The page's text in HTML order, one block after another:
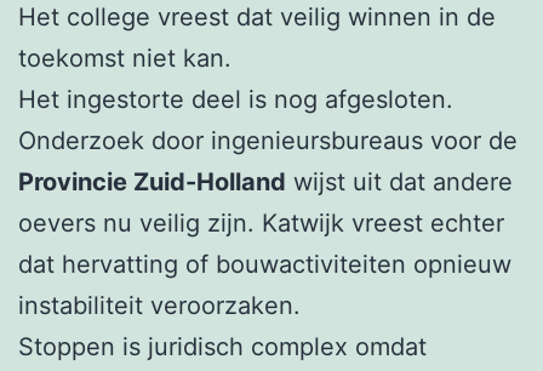
Het college vreest dat veilig winnen in de
toekomst niet kan.
Het ingestorte deel is nog afgesloten.
Onderzoek door ingenieursbureaus voor de
Provincie Zuid-Holland wijst uit dat andere
oevers nu veilig zijn. Katwijk vreest echter
dat hervatting of bouwactiviteiten opnieuw
instabiliteit veroorzaken.
Stoppen is juridisch complex omdat